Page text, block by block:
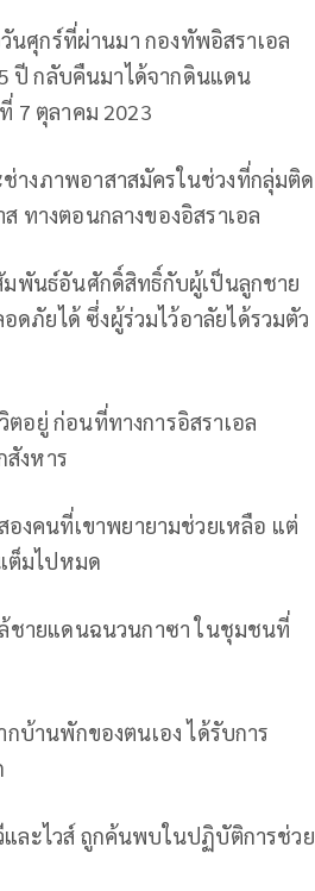
นศุกร์ที่ผ่านมา กองทัพอิสราเอล
ปี กลับคืนมาได้จากดินแดน
7 ตุลาคม 2023
างภาพอาสาสมัครในช่วงที่กลุ่มติด
ทางตอนกลางของอิสราเอล
มพันธ์อันศักดิ์สิทธิ์กับผู้เป็นลูกชาย
ภัยได้ ซึ่งผู้ร่วมไว้อาลัยได้รวมตัว
ตอยู่ ก่อนที่ทางการอิสราเอล
สังหาร
งคนที่เขาพยายามช่วยเหลือ แต่
ต็มไปหมด
ชายแดนฉนวนกาซา ในชุมชนที่
กบ้านพักของตนเอง ได้รับการ
และไวส์ ถูกค้นพบในปฏิบัติการช่วย